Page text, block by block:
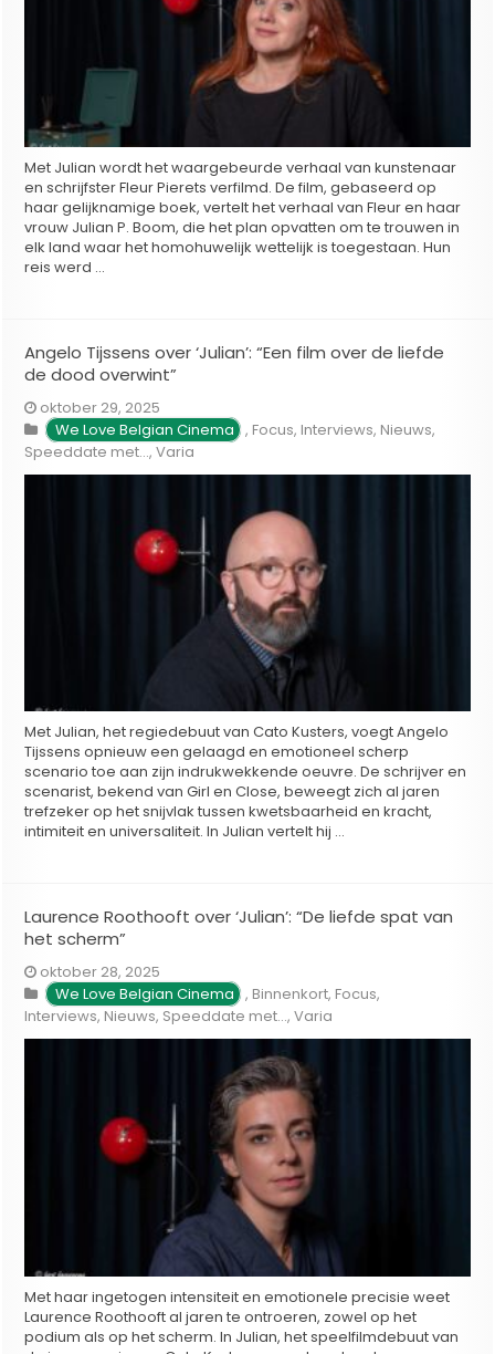
Met Julian wordt het waargebeurde verhaal van kunstenaar
en schrijfster Fleur Pierets verfilmd. De film, gebaseerd op
haar gelijknamige boek, vertelt het verhaal van Fleur en haar
vrouw Julian P. Boom, die het plan opvatten om te trouwen in
elk land waar het homohuwelijk wettelijk is toegestaan. Hun
reis werd …
Angelo Tijssens over ‘Julian’: “Een film over de liefde
de dood overwint”
oktober 29, 2025
We Love Belgian Cinema , Focus, Interviews, Nieuws,
Speeddate met...,Varia
Met Julian, het regiedebuut van Cato Kusters, voegt Angelo
Tijssens opnieuw een gelaagd en emotioneel scherp
scenario toe aan zijn indrukwekkende oeuvre. De schrijver en
scenarist, bekend van Girl en Close, beweegt zich al jaren
trefzeker op het snijvlak tussen kwetsbaarheid en kracht,
intimiteit en universaliteit. In Julian vertelt hij …
Laurence Roothooft over ‘Julian’: “De liefde spat van
het scherm”
oktober 28, 2025
We Love Belgian Cinema , Binnenkort, Focus,
Interviews, Nieuws, Speeddate met...,Varia
Met haar ingetogen intensiteit en emotionele precisie weet
Laurence Roothooft al jaren te ontroeren, zowel op het
podium als op het scherm. In Julian, het speelfilmdebuut van